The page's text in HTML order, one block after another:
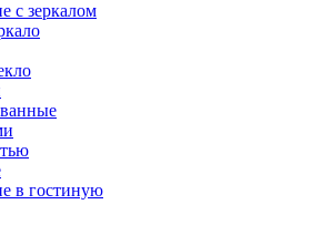
с зеркалом
в гостиную